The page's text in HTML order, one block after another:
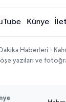
Künye
Haberleri -
yazıları ve